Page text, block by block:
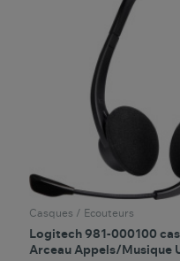
Casques / Ecouteurs
Logitech 981-000100
Arceau Appels/Musique